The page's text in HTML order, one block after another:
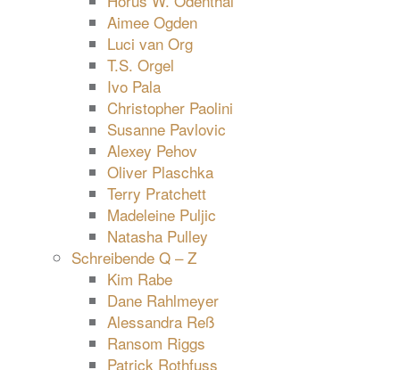
Aimee Ogden
Luci van Org
T.S. Orgel
Ivo Pala
Christopher Paolini
Susanne Pavlovic
Alexey Pehov
Oliver Plaschka
Terry Pratchett
Madeleine Puljic
Natasha Pulley
Schreibende Q – Z
Kim Rabe
Dane Rahlmeyer
Alessandra Reß
Ransom Riggs
Patrick Rothfuss